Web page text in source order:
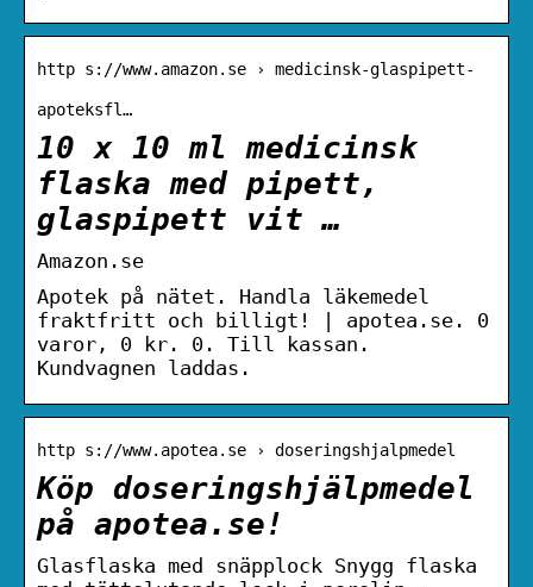
http s://www.amazon.se › medicinsk-glaspipett-
apoteksfl…
10 x 10 ml medicinsk
flaska med pipett,
glaspipett vit …
Amazon.se
Apotek på nätet. Handla läkemedel
fraktfritt och billigt! | apotea.se. 0
varor, 0 kr. 0. Till kassan.
Kundvagnen laddas.
http s://www.apotea.se › doseringshjalpmedel
Köp doseringshjälpmedel
på apotea.se!
Glasflaska med snäpplock Snygg flaska